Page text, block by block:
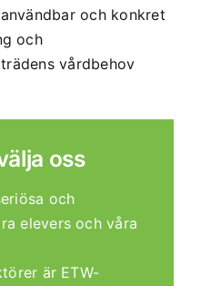
och konkret
och
vårdbehov
oss
och
elevers och våra
är ETW-